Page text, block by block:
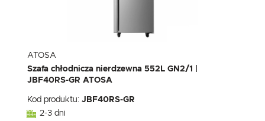
ATOSA
Szafa chłodnicza nierdzewna 552L GN2/1 |
JBF40RS-GR ATOSA
Kod produktu: JBF40RS-GR
2-3 dni